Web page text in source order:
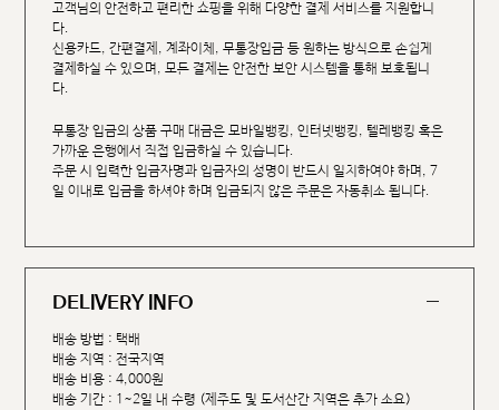
고객님의 안전하고 편리한 쇼핑을 위해 다양한 결제 서비스를 지원합니
다.
신용카드, 간편결제, 계좌이체, 무통장입금 등 원하는 방식으로 손쉽게
결제하실 수 있으며, 모든 결제는 안전한 보안 시스템을 통해 보호됩니
다.
무통장 입금의 상품 구매 대금은 모바일뱅킹, 인터넷뱅킹, 텔레뱅킹 혹은
가까운 은행에서 직접 입금하실 수 있습니다.
주문 시 입력한 입금자명과 입금자의 성명이 반드시 일치하여야 하며, 7
일 이내로 입금을 하셔야 하며 입금되지 않은 주문은 자동취소 됩니다.
DELIVERY INFO
배송 방법 : 택배
배송 지역 : 전국지역
배송 비용 : 4,000원
배송 기간 : 1~2일 내 수령 (제주도 및 도서산간 지역은 추가 소요)